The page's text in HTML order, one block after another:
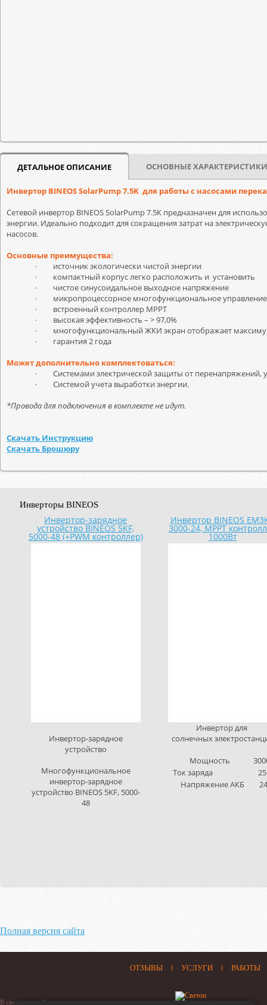
ДЕТАЛЬНОЕ ОПИСАНИЕ ОСНОВНЫЕ ХАРАКТЕРИСТИКИ
Инвертор BINEOSSolarPump7.5K для работы с насосами
Сетевой инвертор BINEOSSolarPump7.5К предназначен для
энергии. Идеально подходит для сокращения затрат на
насосов.
Основные преимущества:
·
источник экологически чистой энергии
·
компактный корпус легко расположить и установить
·
чистое синусоидальное выходное напряжение
·
микропроцессорное многофункциональное
·
встроенный контроллер МРРТ
·
высокая эффективность – >97,0%
·
многофункциональный ЖКИ экран отображает
·
гарантия 2 года
Может дополнительно комплектоваться:
·
Системами электрической защиты от перенапряжений,
·
Системой учета выработки энергии.
*Провода для подключения в комплекте не идут.
Скачать Инструкцию
Скачать Брошюру
Инверторы BINEOS
Инвертор-зарядное
устройство BINEOS 5KF,
5000-48 (+PWM контроллер)
Инвертор-зарядное
устройство
Многофункциональное
инвертор-зарядное
устройство BINEOS 5KF, 5000-
48
Инвертор BINEOS
3000-24, MPPT
1000Вт
Инвертор для
солнечных
Мощность
Ток заряда
Напряжение АКБ
Полная версия сайта
ОТЗЫВЫ УСЛУГИ РАБОТЫ
В связи с нестабильностью отечественного рынка, цены на